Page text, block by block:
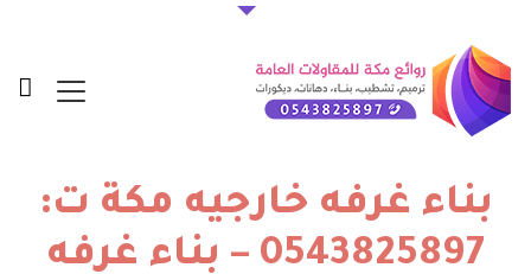
بناء غرفه خارجيه مكة ت:
0543825897 – بناء غرفه